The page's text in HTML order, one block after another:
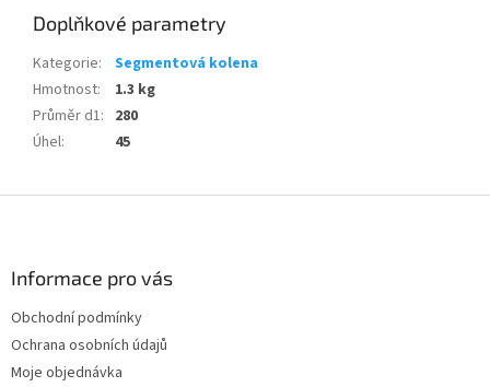
Doplňkové parametry
Kategorie:
Segmentová kolena
Hmotnost:
1.3 kg
Průměr d1: 280
Úhel: 45
Informace pro vás
Obchodní podmínky
Ochrana osobních údajů
Moje objednávka